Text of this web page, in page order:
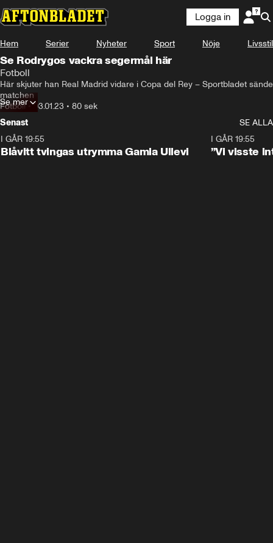
Logga in
Hem Serier Nyheter Sport Nöje Livsstil
Se Rodrygos vackra segermål här
Fotboll
Här skjuter han Real Madrid vidare i Copa del Rey – Sportbladet sände
matchen
Fotboll•03.01.23 • 80 sek
Se mer
Senast
SE ALLA
I GÅR 19:55
Blåvitt tvingas utrymma Gamla Ullevi
I GÅR 19:55
”Vi visste